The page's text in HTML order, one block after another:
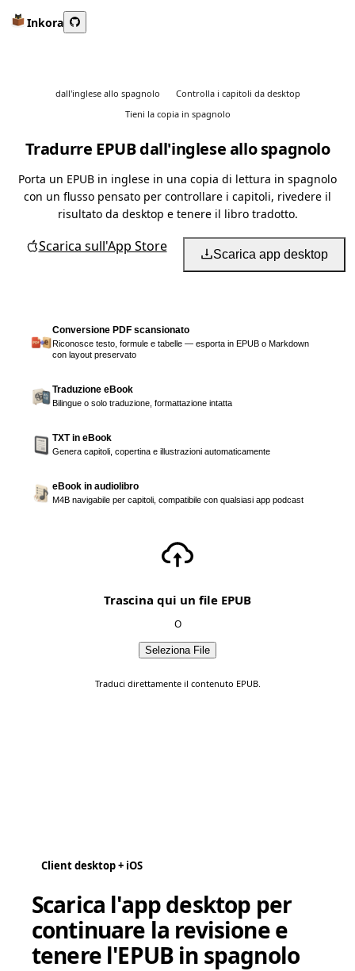
Inkora
dall'inglese allo spagnolo
Controlla i capitoli da desktop
Tieni la copia in spagnolo
Tradurre EPUB dall'inglese allo spagnolo
Porta un EPUB in inglese in una copia di lettura in spagnolo
con un flusso pensato per controllare i capitoli, rivedere il
risultato da desktop e tenere il libro tradotto.
Scarica sull'App Store Scarica app desktop
Conversione PDF scansionato
Riconosce testo, formule e tabelle — esporta in EPUB o Markdown
con layout preservato
Traduzione eBook
Bilingue o solo traduzione, formattazione intatta
TXT in eBook
Genera capitoli, copertina e illustrazioni automaticamente
eBook in audiolibro
M4B navigabile per capitoli, compatibile con qualsiasi app podcast
Trascina qui un file EPUB
O
Seleziona File
Traduci direttamente il contenuto EPUB.
Client desktop + iOS
Scarica l'app desktop per
continuare la revisione e
tenere l'EPUB in spagnolo